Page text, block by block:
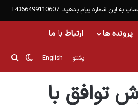
شماره پیام بدهید: 4366499110607+
پرونده ها ارتباط با ما
English پشتو تغییر
توافق با